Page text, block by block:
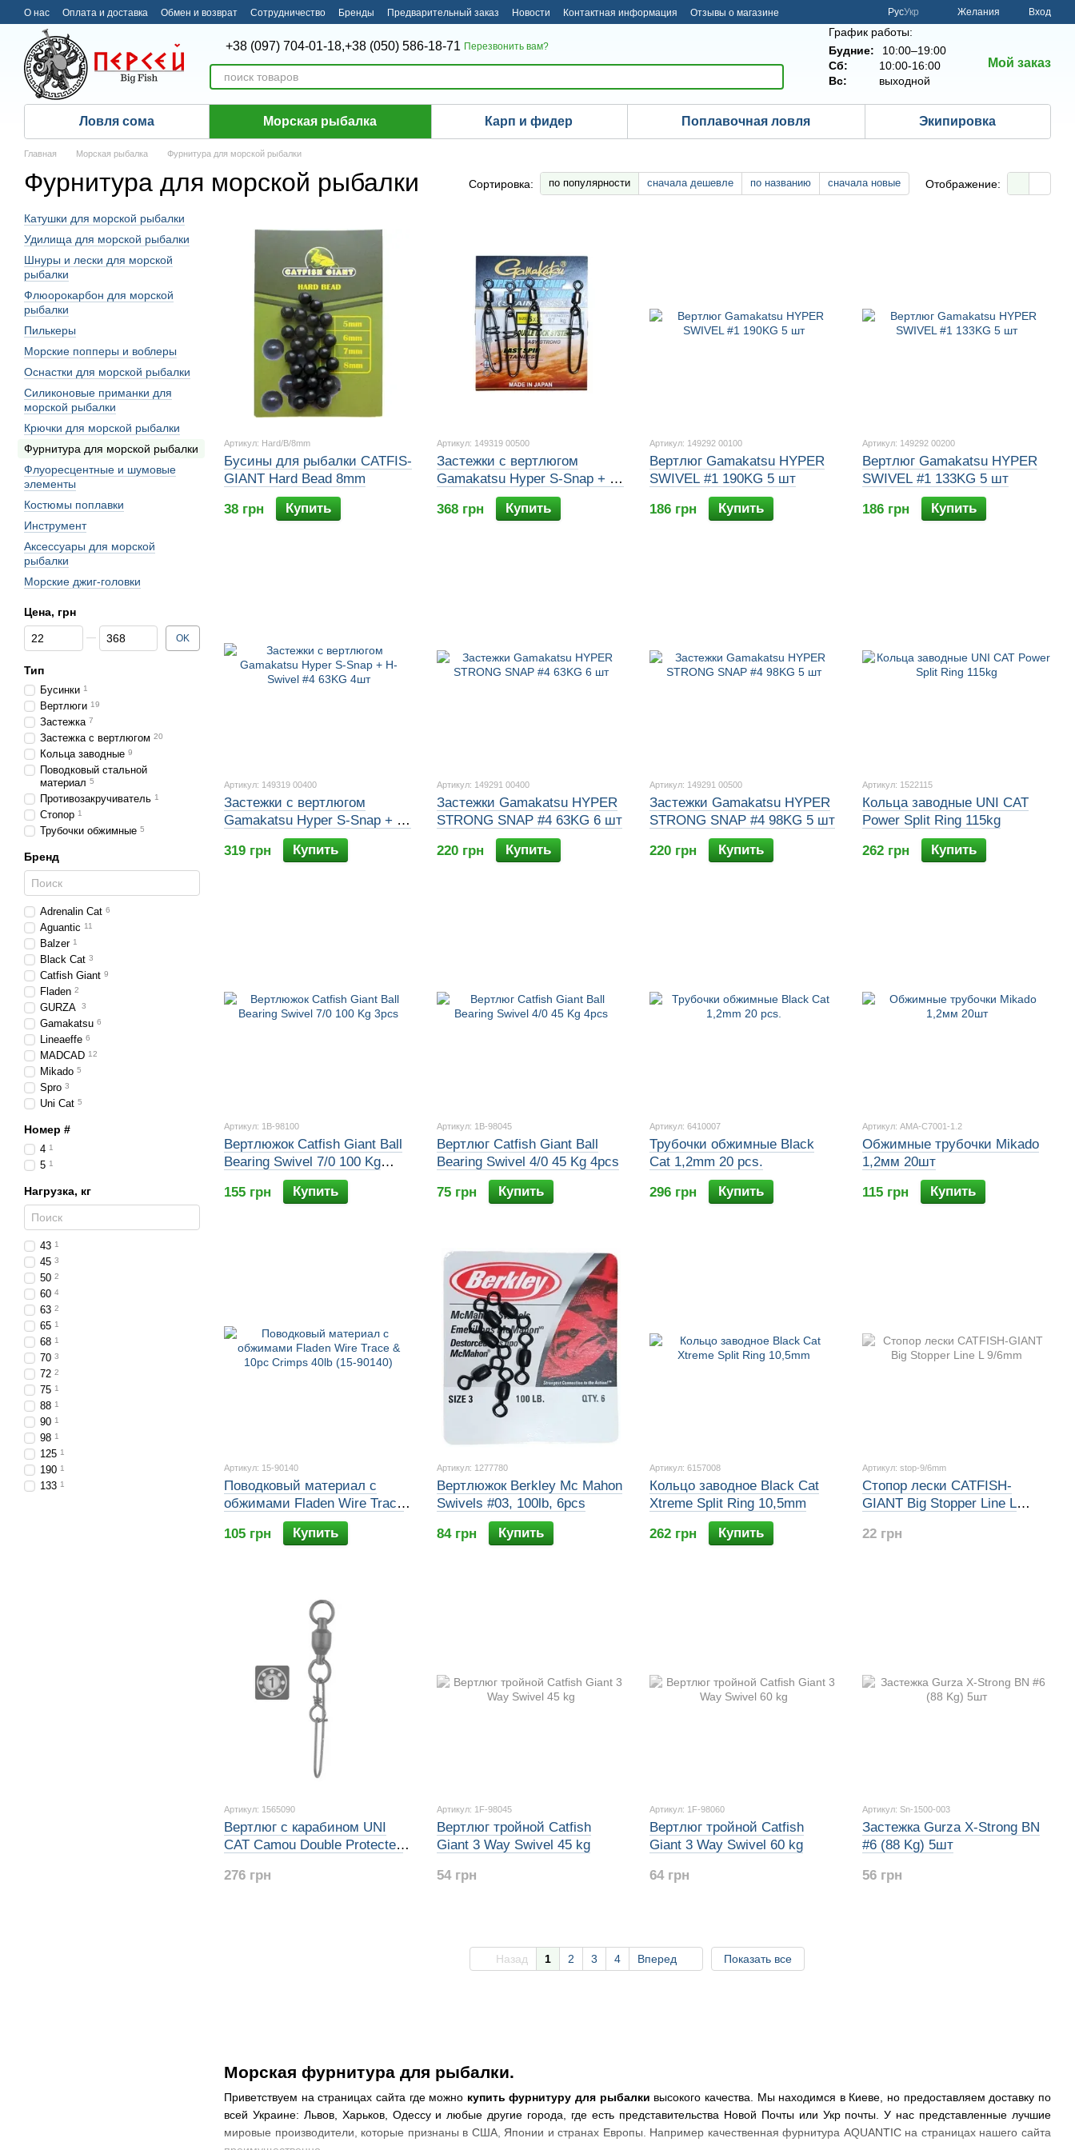
Перейти к основному контенту
О нас Оплата и доставка Обмен и возврат Сотрудничество Бренды Предварительный заказ Новости Контактная информация Отзывы о магазине РусУкр Желания Вход
+38 (097) 704-01-18,+38 (050) 586-18-71 Перезвонить вам?
График работы:
Будние:
10:00–19:00
Сб:
10:00-16:00
Вс:
выходной
Мой заказ
Ловля сома Морская рыбалка Карп и фидер Поплавочная ловля Экипировка
Главная Морская рыбалка Фурнитура для морской рыбалки
Фурнитура для морской рыбалки Сортировка: по популярности сначала дешевле по названию сначала новые Отображение:
Морская фурнитура для рыбалки.
Приветствуем на страницах сайта где можно купить фурнитуру для рыбалки высокого качества. Мы находимся в Киеве, но предоставляем доставку по
всей Украине: Львов, Харьков, Одессу и любые другие города, где есть представительства Новой Почты или Укр почты. У нас представленные лучшие
мировые производители, которые признаны в США, Японии и странах Европы. Например качественная фурнитура AQUANTIC на страницах нашего сайта
Артикул: Hard/B/8mm
Бусины для рыбалки CATFIS-
GIANT Hard Bead 8mm
38 грн
Купить
Артикул: 149319 00500
Застежки с вертлюгом
Gamakatsu Hyper S-Snap + H-
Swivel #5 98KG 4шт
368 грн
Купить
Артикул: 149292 00100
Вертлюг Gamakatsu HYPER
SWIVEL #1 190KG 5 шт
186 грн
Купить
Артикул: 149292 00200
Вертлюг Gamakatsu HYPER
SWIVEL #1 133KG 5 шт
186 грн
Купить
Артикул: 149319 00400
Застежки с вертлюгом
Gamakatsu Hyper S-Snap + H-
Swivel #4 63KG 4шт
319 грн
Купить
Артикул: 149291 00400
Застежки Gamakatsu HYPER
STRONG SNAP #4 63KG 6 шт
220 грн
Купить
Артикул: 149291 00500
Застежки Gamakatsu HYPER
STRONG SNAP #4 98KG 5 шт
220 грн
Купить
Артикул: 1522115
Кольца заводные UNI CAT
Power Split Ring 115kg
262 грн
Купить
Артикул: 1B-98100
Вертлюжок Catfish Giant Ball
Bearing Swivel 7/0 100 Kg
155 грн
Купить
Артикул: 1B-98045
Вертлюг Catfish Giant Ball
Bearing Swivel 4/0 45 Kg 4pcs
75 грн
Купить
Артикул: 6410007
Трубочки обжимные Black
Cat 1,2mm 20 pcs.
296 грн
Купить
Артикул: AMA-C7001-1.2
Обжимные трубочки Mikado
1,2мм 20шт
115 грн
Купить
Артикул: 15-90140
Поводковый материал с
обжимами Fladen Wire Trace
& 10pc Crimps 40lb (15-90140)
105 грн
Купить
Артикул: 1277780
Вертлюжок Berkley Mc Mahon
Swivels #03, 100lb, 6pcs
84 грн
Купить
Артикул: 6157008
Кольцо заводное Black Cat
Xtreme Split Ring 10,5mm
262 грн
Купить
Артикул: stop-9/6mm
Стопор лески CATFISH-
GIANT Big Stopper Line L
22 грн
Артикул: 1565090
Вертлюг с карабином UNI
CAT Camou Double Protected
276 грн
Артикул: 1F-98045
Вертлюг тройной Catfish
Giant 3 Way Swivel 45 kg
54 грн
Артикул: 1F-98060
Вертлюг тройной Catfish
Giant 3 Way Swivel 60 kg
64 грн
Артикул: Sn-1500-003
Застежка Gurza X-Strong BN
#6 (88 Kg) 5шт
56 грн
Назад 1 2 3 4 Вперед Показать все
Катушки для морской рыбалки
Удилища для морской рыбалки
Шнуры и лески для морской
рыбалки
Флюорокарбон для морской
рыбалки
Пилькеры
Морские попперы и воблеры
Оснастки для морской рыбалки
Силиконовые приманки для
морской рыбалки
Крючки для морской рыбалки
Фурнитура для морской рыбалки
Флуоресцентные и шумовые
элементы
Костюмы поплавки
Инструмент
Аксессуары для морской
рыбалки
Морские джиг-головки
Цена, грн
От Цена, грн
До Цена, грн OK
Тип
Бусинки 1
Вертлюги 19
Застежка 7
Застежка с вертлюгом 20
Кольца заводные 9
Поводковый стальной
материал 5
Противозакручиватель 1
Стопор 1
Трубочки обжимные 5
Бренд
Adrenalin Cat 6
Aguantic 11
Balzer 1
Black Cat 3
Catfish Giant 9
Fladen 2
GURZA 3
Gamakatsu 6
Lineaeffe 6
MADCAD 12
Mikado 5
Spro 3
Uni Cat 5
Номер #
4 1
5 1
Нагрузка, кг
43 1
45 3
50 2
60 4
63 2
65 1
68 1
70 3
72 2
75 1
88 1
90 1
98 1
125 1
190 1
133 1